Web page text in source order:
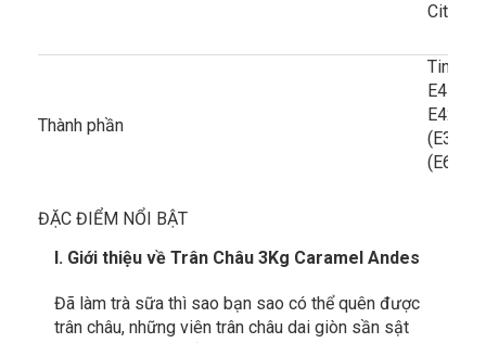
City
Thành phần
Tinh
E473),
E422),
(E338,
(E637)
ĐẶC ĐIỂM NỔI BẬT
I. Giới thiệu về Trân Châu 3Kg Caramel Andes
Đã làm trà sữa thì sao bạn sao có thể quên được
trân châu, những viên trân châu dai giòn sần sật